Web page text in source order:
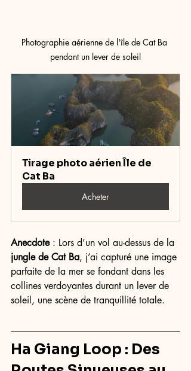
Photographie aérienne de l'île de Cat Ba
pendant un lever de soleil
Tirage photo aérien Île de
Cat Ba
Acheter
Anecdote : Lors d’un vol au-dessus de la
jungle de Cat Ba, j’ai capturé une image
parfaite de la mer se fondant dans les
collines verdoyantes durant un lever de
soleil, une scène de tranquillité totale.
Ha Giang Loop : Des